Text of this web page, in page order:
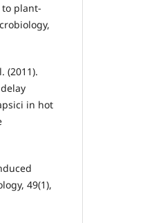
to plant-
(2011).
in hot
49(1),